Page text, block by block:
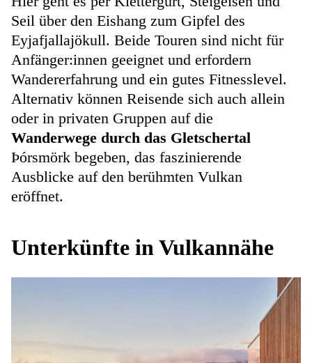
Seil über den Eishang zum Gipfel des
Eyjafjallajökull. Beide Touren sind nicht für
Anfänger:innen geeignet und erfordern
Wandererfahrung und ein gutes Fitnesslevel.
Alternativ können Reisende sich auch allein
oder in privaten Gruppen auf die
Wanderwege durch das Gletschertal
Þórsmörk begeben, das faszinierende
Ausblicke auf den berühmten Vulkan
eröffnet.
Unterkünfte in Vulkannähe